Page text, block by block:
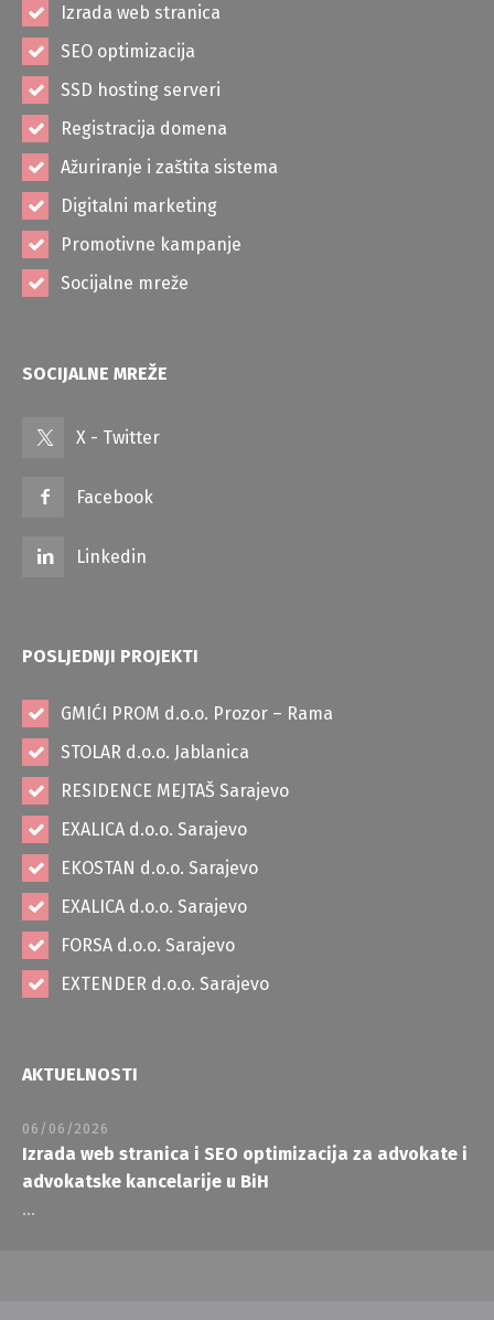
Izrada web stranica
SEO optimizacija
SSD hosting serveri
Registracija domena
Ažuriranje i zaštita sistema
Digitalni marketing
Promotivne kampanje
Socijalne mreže
SOCIJALNE MREŽE
X - Twitter
Facebook
Linkedin
POSLJEDNJI PROJEKTI
GMIĆI PROM d.o.o. Prozor – Rama
STOLAR d.o.o. Jablanica
RESIDENCE MEJTAŠ Sarajevo
EXALICA d.o.o. Sarajevo
EKOSTAN d.o.o. Sarajevo
EXALICA d.o.o. Sarajevo
FORSA d.o.o. Sarajevo
EXTENDER d.o.o. Sarajevo
AKTUELNOSTI
06/06/2026
Izrada web stranica i SEO optimizacija za advokate i
advokatske kancelarije u BiH
...